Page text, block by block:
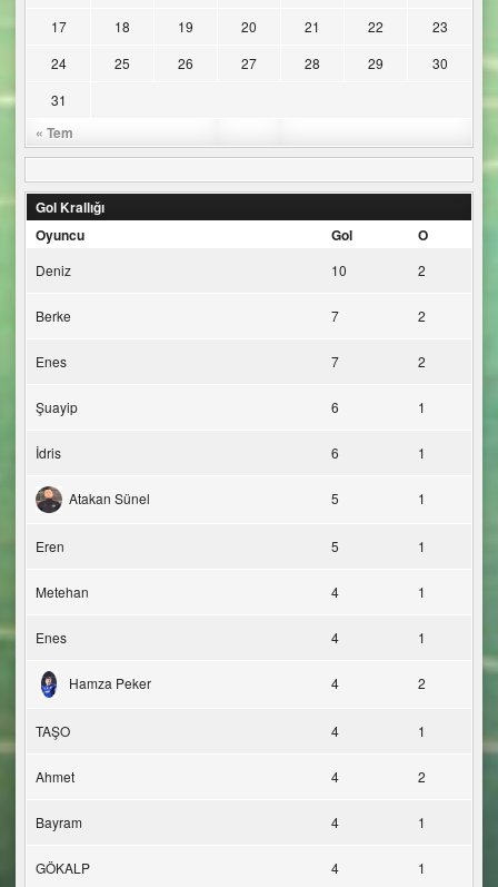
« Tem
17
18 19 20 21 22
23
24
25 26 27 28 29
30
31
Gol Krallığı
Oyuncu
Gol O
Deniz 10 2
Berke 7 2
Enes 7 2
Şuayip 6 1
İdris 6 1
Atakan Sünel 5 1
Eren 5 1
Metehan 4 1
Enes 4 1
Hamza Peker 4 2
TAŞO 4 1
Ahmet 4 2
Bayram 4 1
GÖKALP 4 1